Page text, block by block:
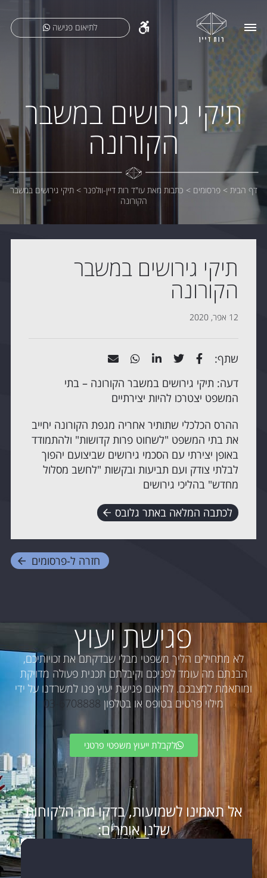
לתיאום פגישה
תיקי גירושים במשבר
הקורונה
דף הבית >פרסומים > כתבות מאת עו"ד רות דיין-וולפנר >תיקי גירושים במשבר
הקורונה
תיקי גירושים במשבר
הקורונה
12 אפר, 2020
שתף:
דעה: תיקי גירושים במשבר הקורונה – בתי
המשפט יצטרכו להיות יצירתיים
ההרס הכלכלי שתותיר אחריה מגפת הקורונה יחייב
את בתי המשפט "לשחוט פרות קדושות" ולהתמודד
באופן יצירתי עם הסכמי גירושים שביצועם יהפוך
לבלתי צודק ועם תביעות ובקשות "לחשב מסלול
מחדש" בהליכי גירושים
לכתבה המלאה באתר גלובס
חזרה ל-פרסומים
פגישת יעוץ
לא מתחילים הליך משפטי מבלי שבדקתם את זכויותיכם,
הבנתם מה עומד לפניכם וקיבלתם תכנית פעולה מדויקת
ומותאמת למצבכם. לתיאום פגישת יעוץ פנו למשרדנו על ידי
מילוי פרטים בטופס או בטלפון 03-6708888
לקבלת ייעוץ משפטי פרטני
אל תאמינו לשמועות, בדקו מה הלקוחות
שלנו אומרים: